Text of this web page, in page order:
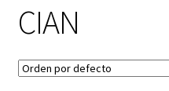
PRODUCTOS
CONTACTO
CIAN